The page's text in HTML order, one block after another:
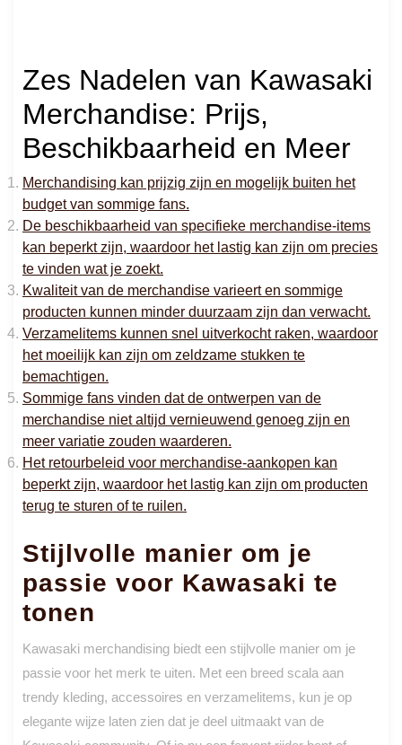
Zes Nadelen van Kawasaki
Merchandise: Prijs,
Beschikbaarheid en Meer
Merchandising kan prijzig zijn en mogelijk buiten het
budget van sommige fans.
De beschikbaarheid van specifieke merchandise-items
kan beperkt zijn, waardoor het lastig kan zijn om precies
te vinden wat je zoekt.
Kwaliteit van de merchandise varieert en sommige
producten kunnen minder duurzaam zijn dan verwacht.
Verzamelitems kunnen snel uitverkocht raken, waardoor
het moeilijk kan zijn om zeldzame stukken te
bemachtigen.
Sommige fans vinden dat de ontwerpen van de
merchandise niet altijd vernieuwend genoeg zijn en
meer variatie zouden waarderen.
Het retourbeleid voor merchandise-aankopen kan
beperkt zijn, waardoor het lastig kan zijn om producten
terug te sturen of te ruilen.
Stijlvolle manier om je
passie voor Kawasaki te
tonen
Kawasaki merchandising biedt een stijlvolle manier om je
passie voor het merk te uiten. Met een breed scala aan
trendy kleding, accessoires en verzamelitems, kun je op
elegante wijze laten zien dat je deel uitmaakt van de